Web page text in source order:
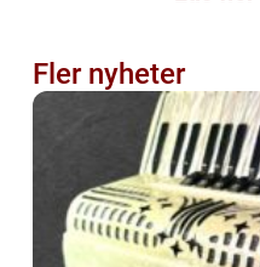
Fler nyheter